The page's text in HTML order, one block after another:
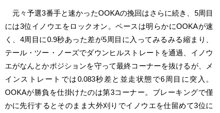
元々予選3番手と速かったOOKAの挽回はさらに続き、5周目
には3位イノウエをロックオン。ペースは明らかにOOKAが速
く、4周目に0.9秒あった差が5周目に入ってみるみる縮まり、
テール・ツー・ノーズでダウンヒルストレートを通過、イノウ
エがなんとかポジションを守って最終コーナーを抜けるが、メ
インストレートでは0.083秒差と並走状態で6周目に突入。
OOKAが勝負を仕掛けたのは第3コーナー。ブレーキングで僅
かに先行するとそのまま大外刈りでイノウエを仕留めて3位に